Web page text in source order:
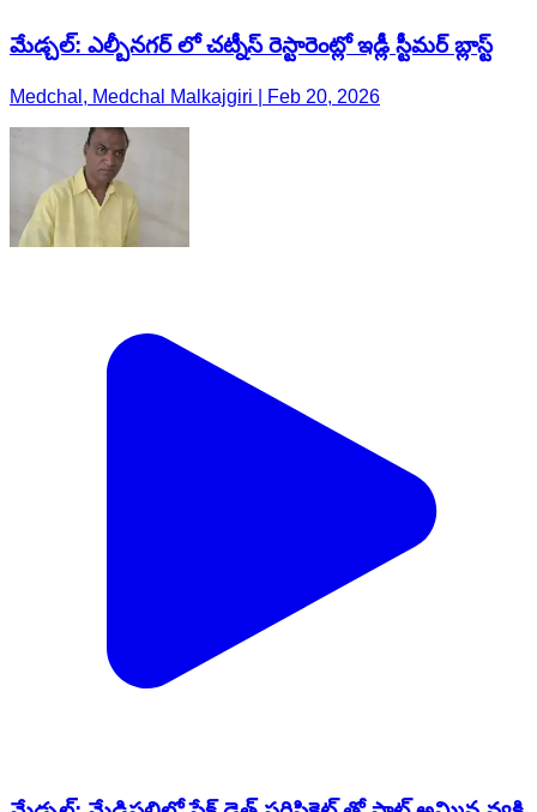
మేడ్చల్: ఎల్బీనగర్ లో చట్నీస్ రెస్టారెంట్లో ఇడ్లీ స్టీమర్ బ్లాస్ట్
Medchal, Medchal Malkajgiri | Feb 20, 2026